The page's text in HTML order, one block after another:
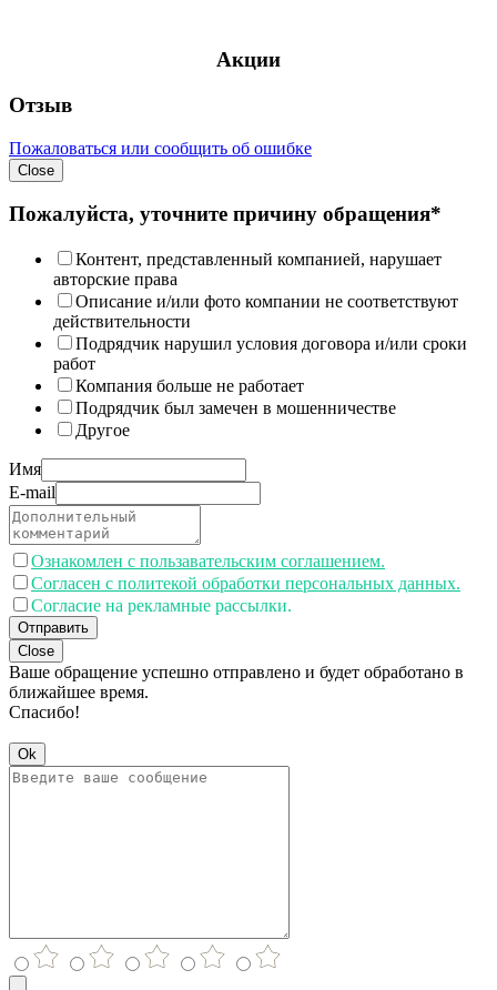
Акции
Отзыв
Пожаловаться или сообщить об ошибке
Close
Пожалуйста, уточните причину обращения*
Контент, представленный компанией, нарушает
авторские права
Описание и/или фото компании не соответствуют
действительности
Подрядчик нарушил условия договора и/или сроки
работ
Компания больше не работает
Подрядчик был замечен в мошенничестве
Другое
Имя
E-mail
Ознакомлен с пользавательским соглашением.
Согласен с политекой обработки персональных данных.
Согласие на рекламные рассылки.
Отправить
Close
Ваше обращение успешно отправлено и будет обработано в
ближайшее время.
Спасибо!
Ok